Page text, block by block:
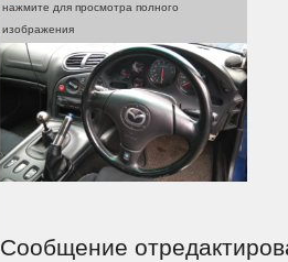
нажмите для просмотра полного
изображения
Сообщение